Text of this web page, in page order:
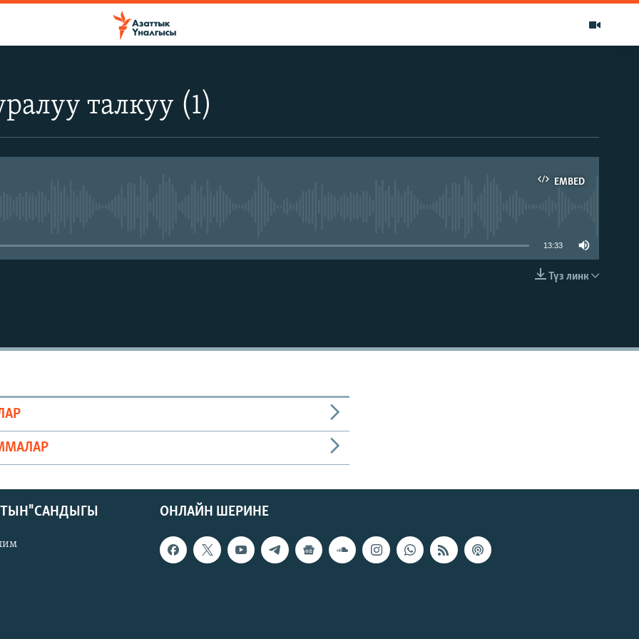
талкуу (1)
EMBED
EMBED
13:33
Түз линк
ОНЛАЙН ШЕРИНЕ
САНДЫГЫ